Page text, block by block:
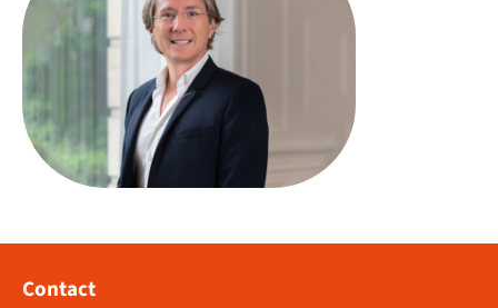
Contact